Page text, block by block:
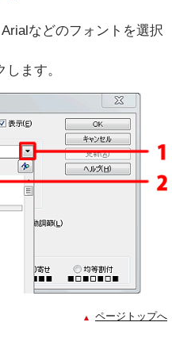
などのフォントを選択
ます。
ページトップへ